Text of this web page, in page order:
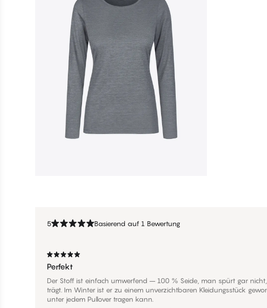
5 Basierend auf 1 Bewertung
Perfekt
Der Stoff ist einfach umwerfend – 100 % Seide, man spürt gar
trägt. Im Winter ist er zu einem unverzichtbaren Kleidungsstück
unter jedem Pullover tragen kann.